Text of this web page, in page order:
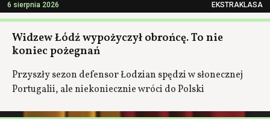
6 sierpnia 2026 EKSTRAKLASA
Widzew Łódź wypożyczył obrońcę. To nie
koniec pożegnań
Przyszły sezon defensor Łodzian spędzi w słonecznej
Portugalii, ale niekoniecznie wróci do Polski